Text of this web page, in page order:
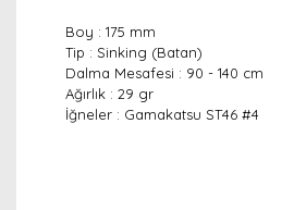
Boy : 175 mm
Tip : Sinking (Batan)
Dalma Mesafesi : 90 - 140 cm
Ağırlık : 29 gr
İğneler : Gamakatsu ST46 #4